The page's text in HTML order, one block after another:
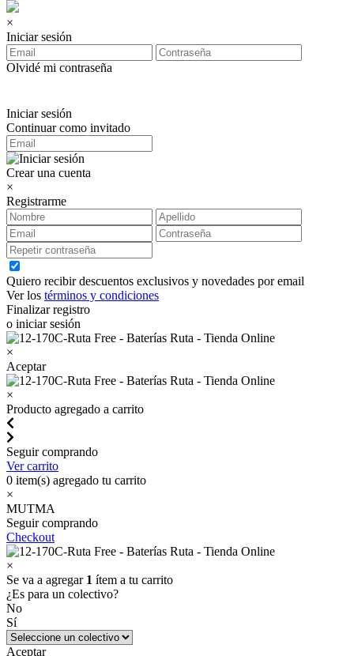
×
Iniciar sesión
Olvidé mi contraseña
Iniciar sesión
Continuar como invitado
Crear una cuenta
×
Registrarme
Quiero recibir descuentos exclusivos y novedades por email
Ver los términos y condiciones
Finalizar registro
o iniciar sesión
×
Aceptar
×
Producto agregado a carrito
Seguir comprando
Ver carrito
0 item(s) agregado tu carrito
×
MUTMA
Seguir comprando
Checkout
×
Se va a agregar 1 ítem a tu carrito
¿Es para un colectivo?
No
Sí
Aceptar